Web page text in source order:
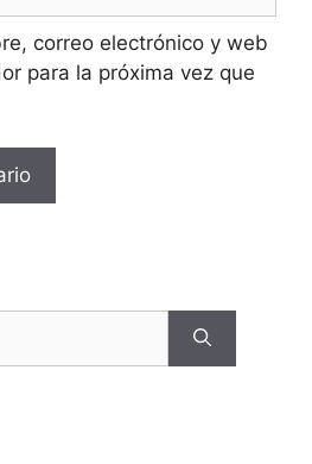
correo electrónico y web
para la próxima vez que